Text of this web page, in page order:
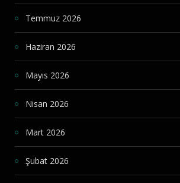
Temmuz 2026
Haziran 2026
Mayıs 2026
Nisan 2026
Mart 2026
Şubat 2026